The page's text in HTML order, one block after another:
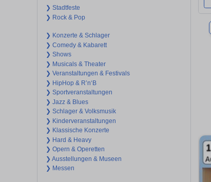
❯ Stadtfeste
❯ Rock & Pop
❯ Konzerte & Schlager
❯ Comedy & Kabarett
❯ Shows
❯ Musicals & Theater
❯ Veranstaltungen & Festivals
❯ HipHop & R’n‘B
❯ Sportveranstaltungen
❯ Jazz & Blues
❯ Schlager & Volksmusik
❯ Kinderveranstaltungen
❯ Klassische Konzerte
❯ Hard & Heavy
❯ Opern & Operetten
❯ Ausstellungen & Museen
❯ Messen